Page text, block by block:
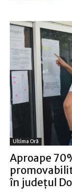
Ultima Oră
Aproape
în judeţul